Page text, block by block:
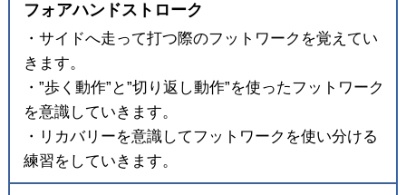
フォアハンドストローク
・サイドへ走って打つ際のフットワークを覚えてい
きます。
・”歩く動作”と”切り返し動作”を使ったフットワーク
を意識していきます。
・リカバリーを意識してフットワークを使い分ける
練習をしていきます。